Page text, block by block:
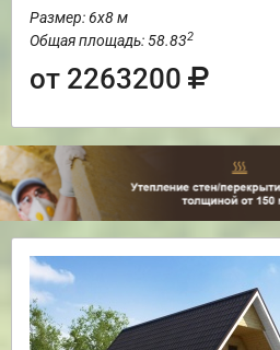
Размер: 6х8 м
Общая площадь: 58.832
от 2263200